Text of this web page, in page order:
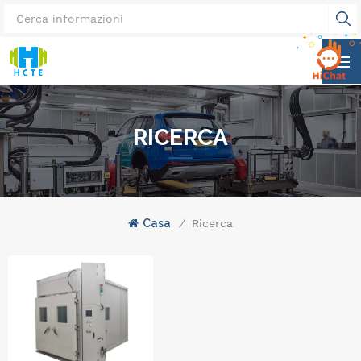
RICERCA
Casa / Ricerca